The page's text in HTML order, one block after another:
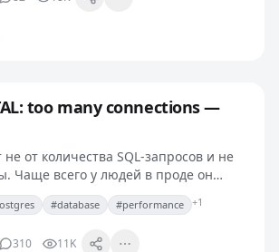
too many connections —
от количества SQL-запросов и не
Чаще всего у людей в проде он
вот это:FATAL: sorry, too many
прямое: достигнут лимит…
#database #performance +1
310 11K